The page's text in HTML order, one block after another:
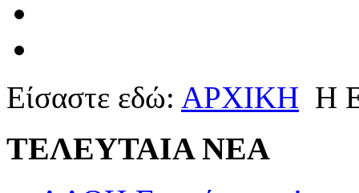
Είσαστε εδώ: ΑΡΧΙΚΗ Η
ΤΕΛΕΥΤΑΙΑ ΝΕΑ